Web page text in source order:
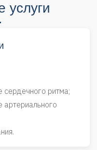
услуги
сердечного ритма;
артериального